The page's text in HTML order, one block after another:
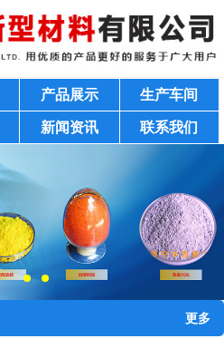
产品展示 生产车间
新闻资讯 联系我们
更多